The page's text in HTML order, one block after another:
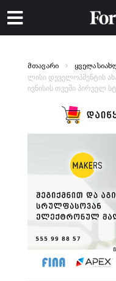
მთავარი ყველა
ლისი დეველოპმენტის
ივნისის თვეში პირველ